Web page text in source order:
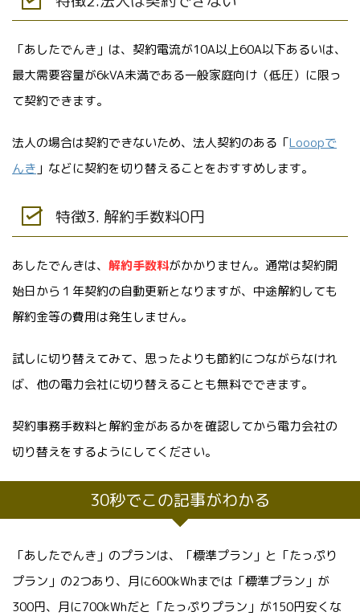
「あしたでんき」は、契約電流が10A以上60A以下あるいは、
最大需要容量が6kVA未満である一般家庭向け（低圧）に限っ
て契約できます。
法人の場合は契約できないため、法人契約のある「Looopで
んき 」などに契約を切り替えることをおすすめします。
特徴3. 解約手数料0円
あしたでんきは、 解約手数料がかかりません。通常は契約開
始日から１年契約の自動更新となりますが、中途解約しても
解約金等の費用は発生しません。
試しに切り替えてみて、思ったよりも節約につながらなけれ
ば、他の電力会社に切り替えることも無料でできます。
契約事務手数料と解約金があるかを確認してから電力会社の
切り替えをするようにしてください。
30秒でこの記事がわかる
「あしたでんき」のプランは、「標準プラン」と「たっぷり
プラン」の2つあり、月に600kWhまでは「標準プラン」が
300円、月に700kWhだと「たっぷりプラン」が150円安くな